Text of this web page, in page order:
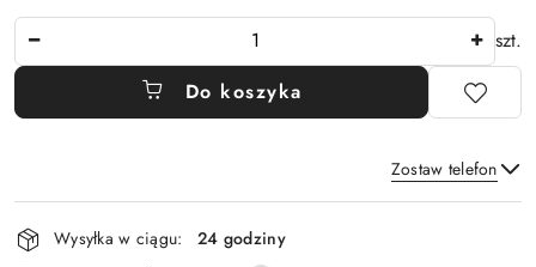
szt.
Do koszyka
Zostaw telefon
Dostępność
i
Wysyłka w ciągu:
24 godziny